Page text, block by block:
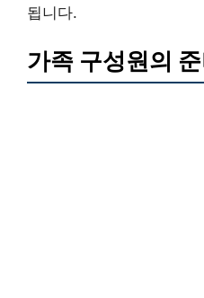
됩니다.
가족 구성원의